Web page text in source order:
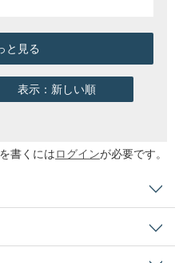
と見る
表示：新しい順
書くにはログインが必要です。